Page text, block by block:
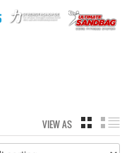
VIEW AS GRID